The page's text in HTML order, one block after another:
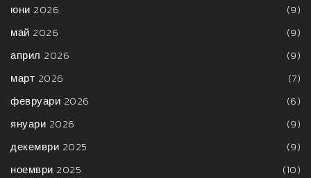
юни 2026
(9)
май 2026
(9)
април 2026
(9)
март 2026
(7)
февруари 2026
(6)
януари 2026
(9)
декември 2025
(9)
ноември 2025
(10)